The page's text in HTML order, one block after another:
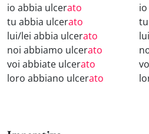
io abbia ulcerato
tu abbia ulcerato
lui/lei abbia ulcerato
noi abbiamo ulcerato
voi abbiate ulcerato
loro abbiano ulcerato